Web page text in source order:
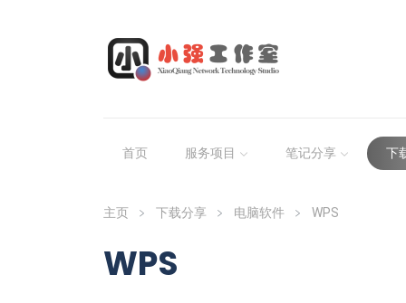
首页 服务项目 笔记分享 下
主页 下载分享 电脑软件 WPS
WPS